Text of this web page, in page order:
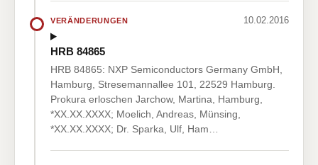
VERÄNDERUNGEN 10.02.2016
HRB 84865
HRB 84865: NXP Semiconductors Germany GmbH,
Hamburg, Stresemannallee 101, 22529 Hamburg.
Prokura erloschen Jarchow, Martina, Hamburg,
*XX.XX.XXXX; Moelich, Andreas, Münsing,
*XX.XX.XXXX; Dr. Sparka, Ulf, Ham…